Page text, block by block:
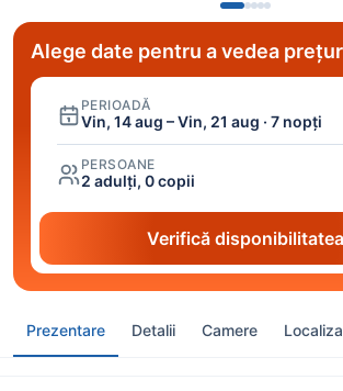
Alege date pentru a vedea
PERIOADĂ
Vin, 14 aug – Vin, 21 aug · 7 nopți
PERSOANE
2 adulți, 0 copii
Verifică disponibilitatea
Prezentare Detalii Camere